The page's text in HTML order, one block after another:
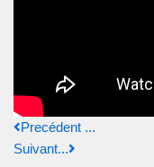
Precédent ...
Suivant...